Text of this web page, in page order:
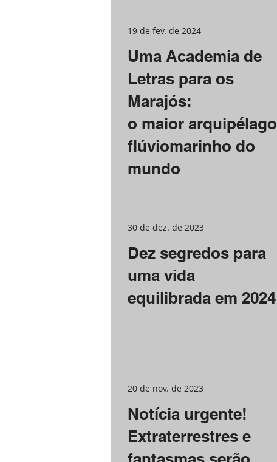
19 de fev. de 2024
Uma Academia de
Letras para os
Marajós:
o maior arquipélago
flúviomarinho do
mundo
30 de dez. de 2023
Dez segredos para
uma vida
equilibrada em 2024
20 de nov. de 2023
Notícia urgente!
Extraterrestres e